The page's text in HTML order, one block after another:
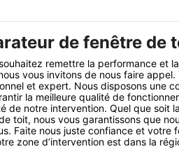
de fenêtre de
remettre la performance et
vous invitons de nous faire
et expert. Nous disposons une
la meilleure qualité de
de notre intervention. Quel que soit
toit, nous vous garantissons que
Faite nous juste confiance et votre
zone d’intervention est dans la